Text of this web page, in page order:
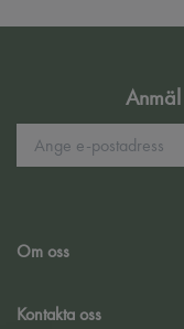
Om oss
Kontakta oss